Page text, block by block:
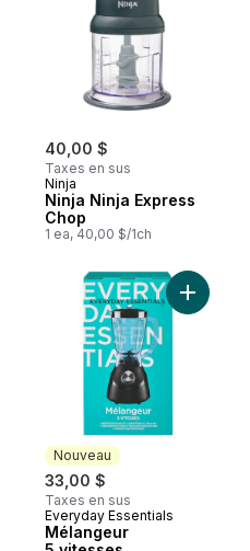
40,00 $
Taxes en sus
Ninja
Ninja Ninja Express
Chop
1 ea, 40,00 $/1ch
Nouveau
33,00 $
Taxes en sus
Nouveau
Everyday Essentials
Mélangeur